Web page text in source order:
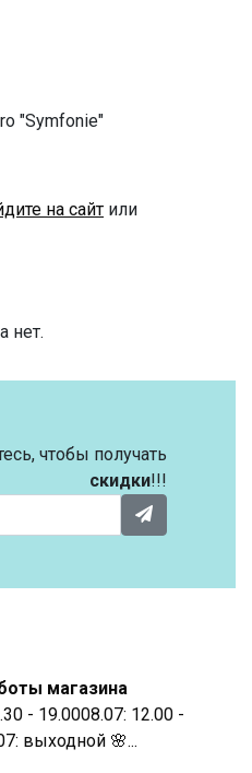
"Symfonie"
на сайт или
нет.
чтобы получать
скидки!!!
магазина
- 19.0008.07: 12.00 -
выходной 🌸...